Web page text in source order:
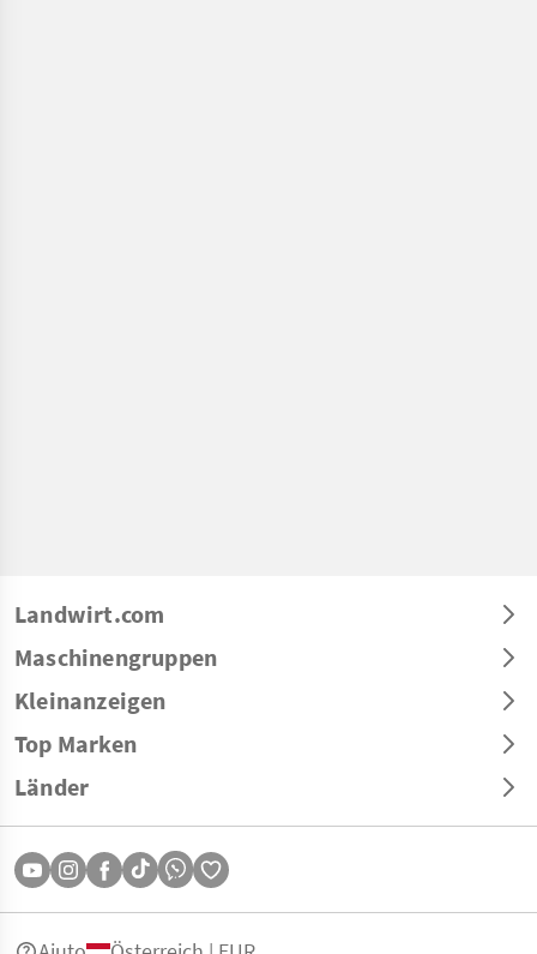
Landwirt.com
Maschinengruppen
Kleinanzeigen
Top Marken
Länder